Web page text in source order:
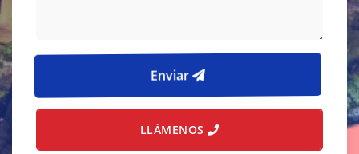
Enviar
LLÁMENOS